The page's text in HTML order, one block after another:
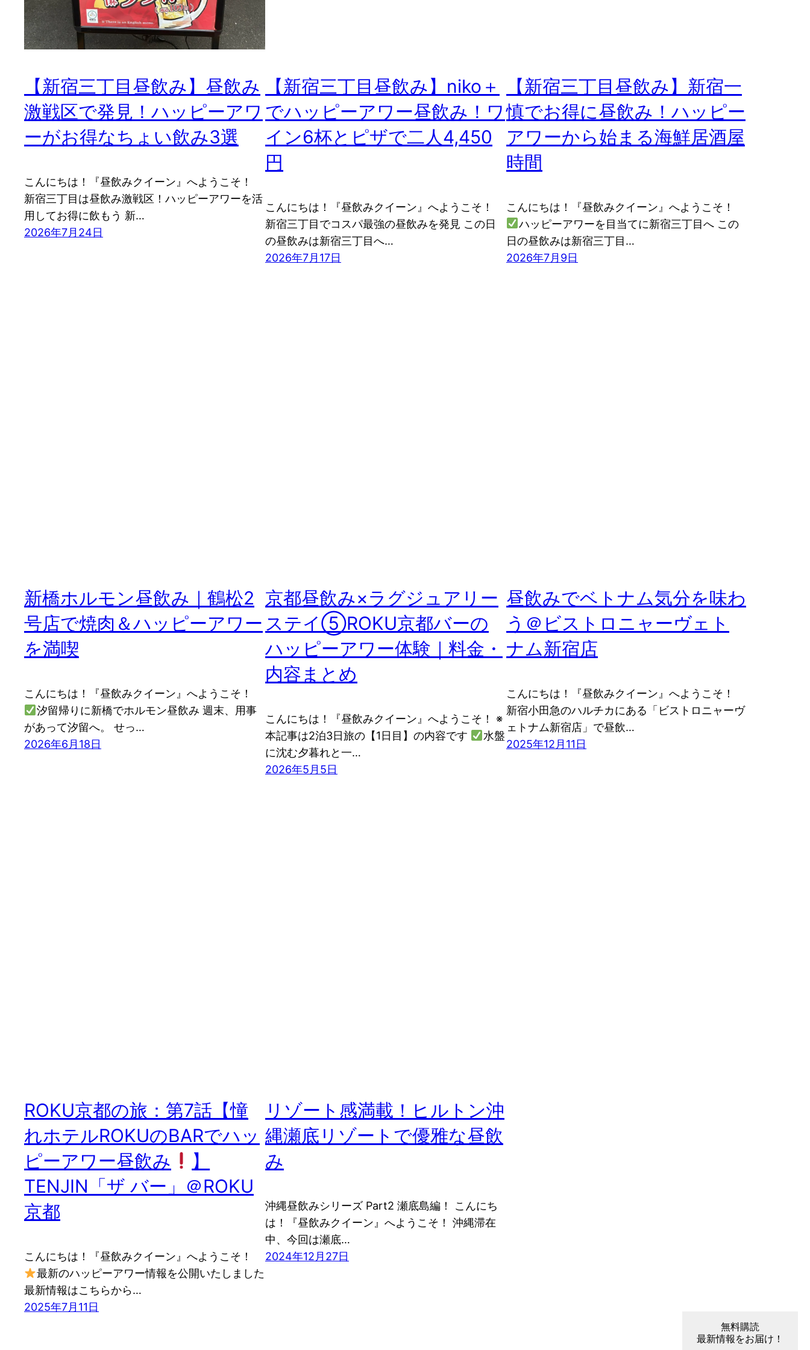
【新宿三丁目昼飲み】昼飲み
激戦区で発見！ハッピーアワ
ーがお得なちょい飲み3選
こんにちは！『昼飲みクイーン』へようこそ！
新宿三丁目は昼飲み激戦区！ハッピーアワーを活
用してお得に飲もう 新…
2026年7月24日
【新宿三丁目昼飲み】niko＋
でハッピーアワー昼飲み！ワ
イン6杯とピザで二人4,450
円
こんにちは！『昼飲みクイーン』へようこそ！
新宿三丁目でコスパ最強の昼飲みを発見 この日
の昼飲みは新宿三丁目へ…
2026年7月17日
【新宿三丁目昼飲み】新宿一
慎でお得に昼飲み！ハッピー
アワーから始まる海鮮居酒屋
時間
こんにちは！『昼飲みクイーン』へようこそ！
ハッピーアワーを目当てに新宿三丁目へ この
日の昼飲みは新宿三丁目…
2026年7月9日
新橋ホルモン昼飲み｜鶴松2
号店で焼肉＆ハッピーアワー
を満喫
こんにちは！『昼飲みクイーン』へようこそ！
汐留帰りに新橋でホルモン昼飲み 週末、用事
があって汐留へ。 せっ…
2026年6月18日
京都昼飲み×ラグジュアリー
ステイ⑤ROKU京都バーの
ハッピーアワー体験｜料金・
内容まとめ
こんにちは！『昼飲みクイーン』へようこそ！ ※
本記事は2泊3日旅の【1日目】の内容です
水盤
に沈む夕暮れと一…
2026年5月5日
昼飲みでベトナム気分を味わ
う＠ビストロニャーヴェト
ナム新宿店
こんにちは！『昼飲みクイーン』へようこそ！
新宿小田急のハルチカにある「ビストロニャーヴ
ェトナム新宿店」で昼飲…
2025年12月11日
ROKU京都の旅：第7話【憧
れホテルROKUのBARでハッ
ピーアワー昼飲み
】
TENJIN「ザ バー」＠ROKU
京都
こんにちは！『昼飲みクイーン』へようこそ！
最新のハッピーアワー情報を公開いたしました
最新情報はこちらから…
2025年7月11日
リゾート感満載！ヒルトン沖
縄瀬底リゾートで優雅な昼飲
み
沖縄昼飲みシリーズ Part2 瀬底島編！ こんにち
は！『昼飲みクイーン』へようこそ！ 沖縄滞在
中、今回は瀬底…
2024年12月27日
無料購読
最新情報をお届け！